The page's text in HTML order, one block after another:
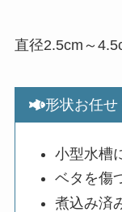
直径2.5cm～
形状お任
小型水槽
ベタを傷
煮込み済